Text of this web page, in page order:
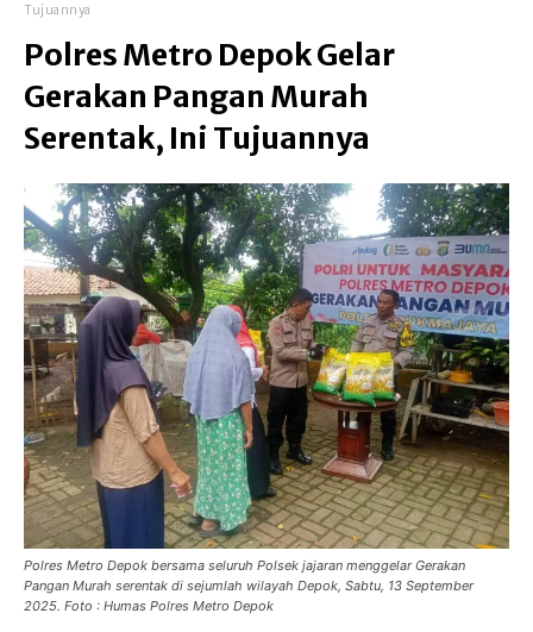
Tujuannya
Polres Metro Depok Gelar
Gerakan Pangan Murah
Serentak, Ini Tujuannya
Polres Metro Depok bersama seluruh Polsek jajaran menggelar Gerakan
Pangan Murah serentak di sejumlah wilayah Depok, Sabtu, 13 September
2025. Foto : Humas Polres Metro Depok